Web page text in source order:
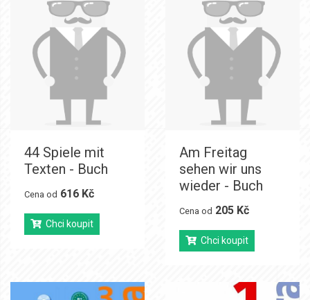
44 Spiele mit
Texten - Buch
Cena od 616 Kč
Chci koupit
Am Freitag
sehen wir uns
wieder - Buch
Cena od 205 Kč
Chci koupit